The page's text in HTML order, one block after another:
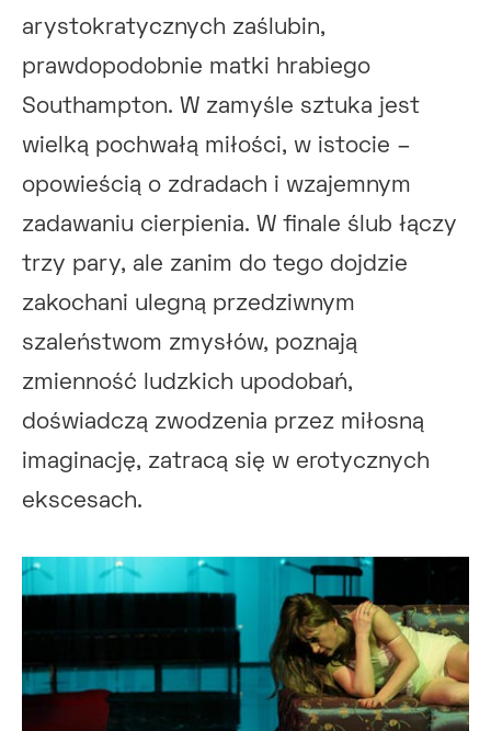
arystokratycznych zaślubin,
prawdopodobnie matki hrabiego
Southampton. W zamyśle sztuka jest
wielką pochwałą miłości, w istocie –
opowieścią o zdradach i wzajemnym
zadawaniu cierpienia. W finale ślub łączy
trzy pary, ale zanim do tego dojdzie
zakochani ulegną przedziwnym
szaleństwom zmysłów, poznają
zmienność ludzkich upodobań,
doświadczą zwodzenia przez miłosną
imaginację, zatracą się w erotycznych
ekscesach.